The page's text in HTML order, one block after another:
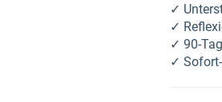
✓
✓
✓ 90-
✓